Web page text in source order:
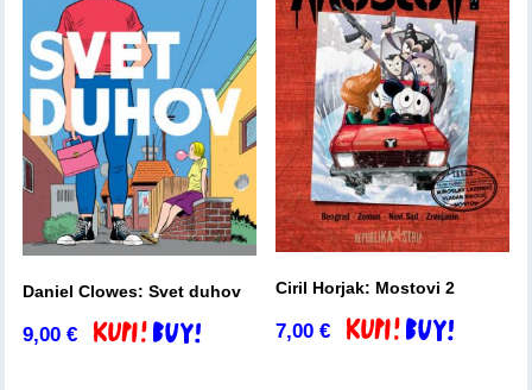
Daniel Clowes: Svet duhov
9,00€ Dodaj v košarico
Ciril Horjak: Mostovi 2
7,00€ Dodaj v košarico